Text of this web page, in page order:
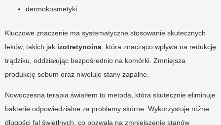
dermokosmetyki.
Kluczowe znaczenie ma systematyczne stosowanie skutecznych
leków, takich jak izotretynoina , która znacząco wpływa na redukcję
trądziku, oddziałując bezpośrednio na komórki. Zmniejsza
produkcję sebum oraz niweluje stany zapalne.
Nowoczesna terapia światłem to metoda, która skutecznie eliminuje
bakterie odpowiedzialne za problemy skórne. Wykorzystuje różne
długości fal świetlnych, co pozwala na zmniejszenie stanów